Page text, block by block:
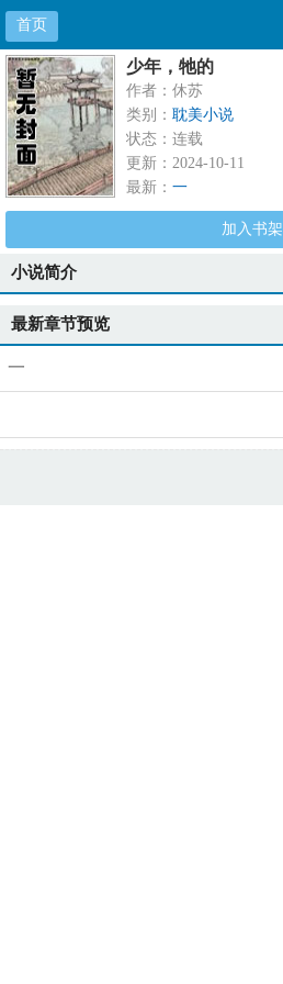
首页
少年，牠的
作者：休苏
类别： 耽美小说
状态：连载
更新：2024-10-11
最新： 一
加入书架
小说简介
最新章节预览
一